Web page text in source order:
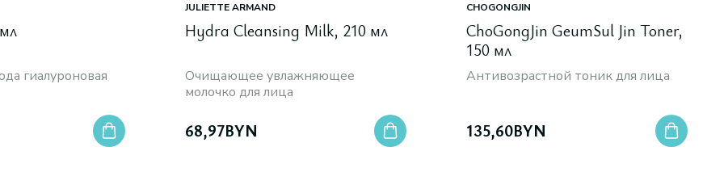
гиалуроновая
JULIETTE ARMAND
Hydra Cleansing Milk, 210 мл
Очищающее увлажняющее
молочко для лица
68,97BYN
CHOGONGJIN
ChoGongJin GeumSul Jin Toner,
150 мл
Антивозрастной тоник для лица
135,60BYN